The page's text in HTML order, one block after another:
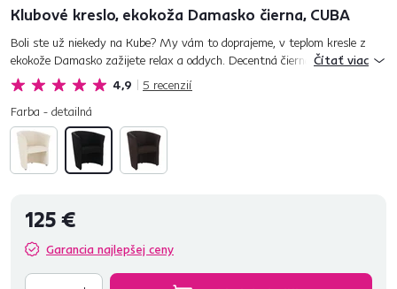
Klubové kreslo, ekokoža Damasko čierna, CUBA
4,9 5 recenzií
Boli ste už niekedy na Kube? My vám to doprajeme, v teplom kresle z
ekokože Damasko zažijete relax a oddych. Decentná čierna farba kresla
prinesie eleganciu do vášho príbytku, a samozrejme oživí int...
Čítať viac
Farba - detailná
125 €
Garancia najlepšej ceny